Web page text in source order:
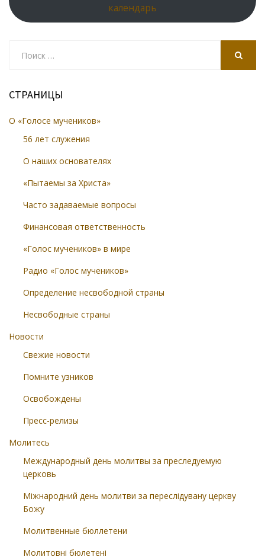
календарь
СТРАНИЦЫ
О «Голосе мучеников»
56 лет служения
О наших основателях
«Пытаемы за Христа»
Часто задаваемые вопросы
Финансовая ответственность
«Голос мучеников» в мире
Радио «Голос мучеников»
Определение несвободной страны
Несвободные страны
Новости
Свежие новости
Помните узников
Освобождены
Пресс-релизы
Молитесь
Международный день молитвы за преследуемую
церковь
Міжнародний день молитви за переслідувану церкву
Божу
Молитвенные бюллетени
Молитовні бюлетені